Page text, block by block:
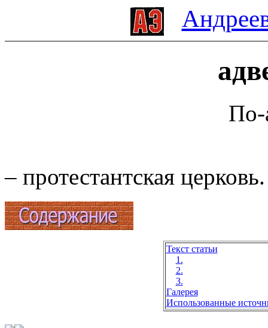
По-
– протестантская церковь.
Текст статьи
1.
2.
3.
Галерея
Использованные